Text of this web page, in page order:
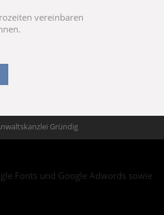
vereinbaren
Gründig
Fonts und Google Adwords sowie